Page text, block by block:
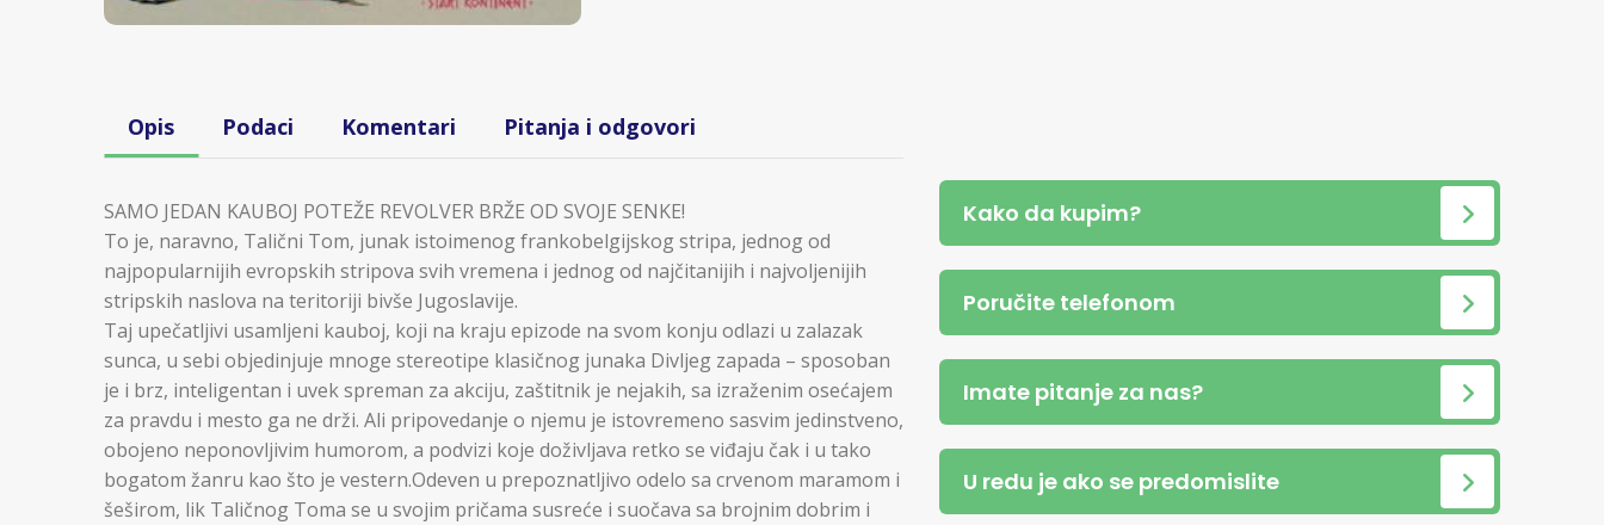
Opis Podaci Komentari Pitanja i odgovori
SAMO JEDAN KAUBOJ POTEŽE REVOLVER BRŽE OD SVOJE SENKE!
To je, naravno, Talični Tom, junak istoimenog frankobelgijskog stripa, jednog od
najpopularnijih evropskih stripova svih vremena i jednog od najčitanijih i najvoljenijih
stripskih naslova na teritoriji bivše Jugoslavije.
Taj upečatljivi usamljeni kauboj, koji na kraju epizode na svom konju odlazi u zalazak
sunca, u sebi objedinjuje mnoge stereotipe klasičnog junaka Divljeg zapada – sposoban
je i brz, inteligentan i uvek spreman za akciju, zaštitnik je nejakih, sa izraženim osećajem
za pravdu i mesto ga ne drži. Ali pripovedanje o njemu je istovremeno sasvim jedinstveno,
obojeno neponovljivim humorom, a podvizi koje doživljava retko se viđaju čak i u tako
bogatom žanru kao što je vestern.Odeven u prepoznatljivo odelo sa crvenom maramom i
šeširom, lik Taličnog Toma se u svojim pričama susreće i suočava sa brojnim dobrim i
Kako da kupim?
Poručite telefonom
Imate pitanje za nas?
U redu je ako se predomislite